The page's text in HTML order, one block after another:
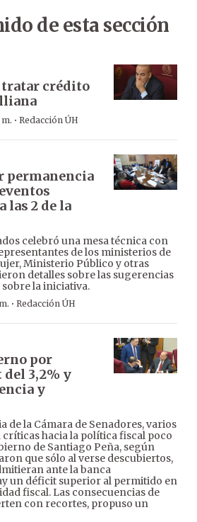
de esta sección
tratar crédito
· Redacción ÚH
permanencia
las 2 de la
celebró una mesa técnica con
de los ministerios de
Ministerio Público y otras
detalles sobre las sugerencias
la iniciativa.
· Redacción ÚH
por
3,2% y
y
de la Cámara de Senadores, varios
hacia la política fiscal poco
de Santiago Peña, según
que sólo al verse descubiertos,
ante la banca
un déficit superior al permitido en
fiscal. Las consecuencias de
con recortes, propuso un